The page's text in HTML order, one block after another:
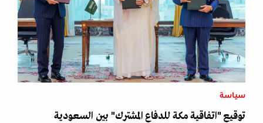
سياسة
توقيع "اتفاقية مكة للدفاع المشترك" بين السعودية